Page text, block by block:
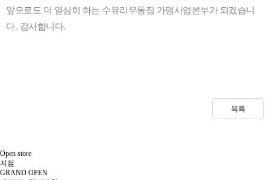
앞으로도 더 열심히 하는 수유리우동집 가맹사업본부가 되겠습니
다. 감사합니다.
목록
Open store
지점
GRAND OPEN